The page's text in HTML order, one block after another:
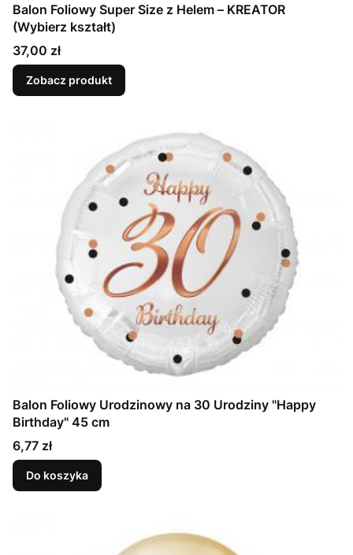
Balon Foliowy Super Size z Helem – KREATOR
(Wybierz kształt)
Cena
37,00 zł
Zobacz produkt
Balon Foliowy Urodzinowy na 30 Urodziny "Happy
Birthday" 45 cm
Cena
6,77 zł
Do koszyka